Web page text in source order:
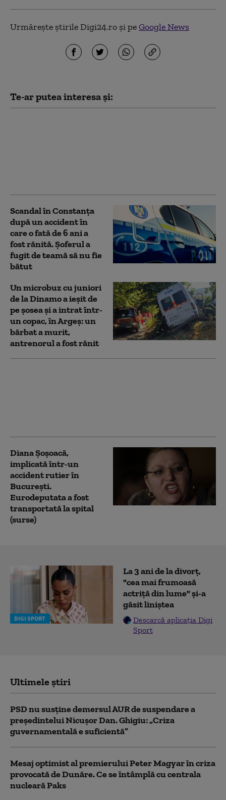
Urmărește știrile Digi24.ro și peGoogle News
Te-ar putea interesa și:
Scandal în Constanța
după un accident în
care o fată de 6 ani a
fost rănită. Şoferul a
fugit de teamă să nu fie
bătut
Un microbuz cu juniori
de la Dinamo a ieșit de
pe șosea și a intrat într-
un copac, în Argeș: un
bărbat a murit,
antrenorul a fost rănit
Diana Șoșoacă,
implicată într-un
accident rutier în
București.
Eurodeputata a fost
transportată la spital
(surse)
DIGI SPORT
La 3 ani de la divorț,
"cea mai frumoasă
actriță din lume" și-a
găsit liniștea
Descarcă aplicația Digi
Sport
Ultimele știri
PSD nu susține demersul AUR de suspendare a
președintelui Nicușor Dan. Ghigiu: „Criza
guvernamentală e suficientă”
Mesaj optimist al premierului Peter Magyar în criza
provocată de Dunăre. Ce se întâmplă cu centrala
nucleară Paks